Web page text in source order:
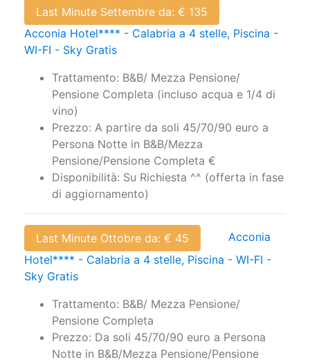
Last Minute Settembre da: € 135
Acconia Hotel**** - Calabria a 4 stelle, Piscina -
WI-FI - Sky Gratis
Trattamento: B&B/ Mezza Pensione/
Pensione Completa (incluso acqua e 1/4 di
vino)
Prezzo: A partire da soli 45/70/90 euro a
Persona Notte in B&B/Mezza
Pensione/Pensione Completa €
Disponibilità: Su Richiesta ^^ (offerta in fase
di aggiornamento)
Last Minute Ottobre da: € 45
Acconia
Hotel**** - Calabria a 4 stelle, Piscina - WI-FI -
Sky Gratis
Trattamento: B&B/ Mezza Pensione/
Pensione Completa
Prezzo: Da soli 45/70/90 euro a Persona
Notte in B&B/Mezza Pensione/Pensione